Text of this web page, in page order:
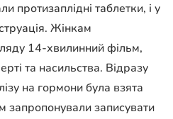
протизаплідні таблетки, і у
Жінкам
14-хвилинний фільм,
та насильства. Відразу
на гормони була взята
запропонували записувати